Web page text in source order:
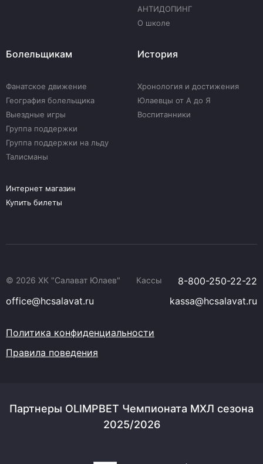
АНТИДОПИНГ
О школе
Болельщикам
Фанатское движение
География болельщика
Выездные игры
Группа поддержки
Группа поддержки на льду
Талисманы
История
Хронология и достижения
Юлаевцы от А до Я
Воспитанники
Интернет магазин
Купить билеты
© 2026 ХК "Салават Юлаев" Кассы
8-800-250-22-22
office@hcsalavat.ru
kassa@hcsalavat.ru
Политика конфиденциальности
Правила поведения
Партнеры OLIMPBET Чемпионата МХЛ сезона
2025/2026